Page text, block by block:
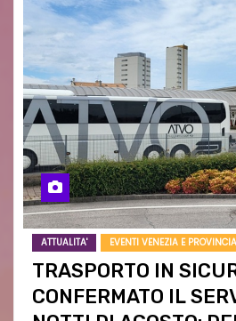
ATTUALITA' EVENTI VENEZIA E PROVINCIA
TRASPORTO IN
CONFERMATO IL